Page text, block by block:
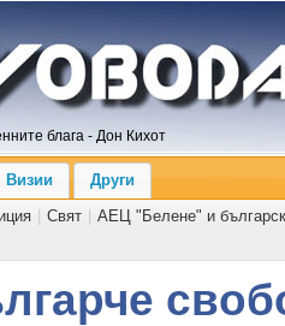
блага - Дон Кихот
Визии
Други
Свят
АЕЦ "Белене" и